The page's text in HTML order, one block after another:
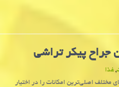
جراح پیکر تراشی
, غذا
مختلف اصلی‌ترین امکانات را در اختیار